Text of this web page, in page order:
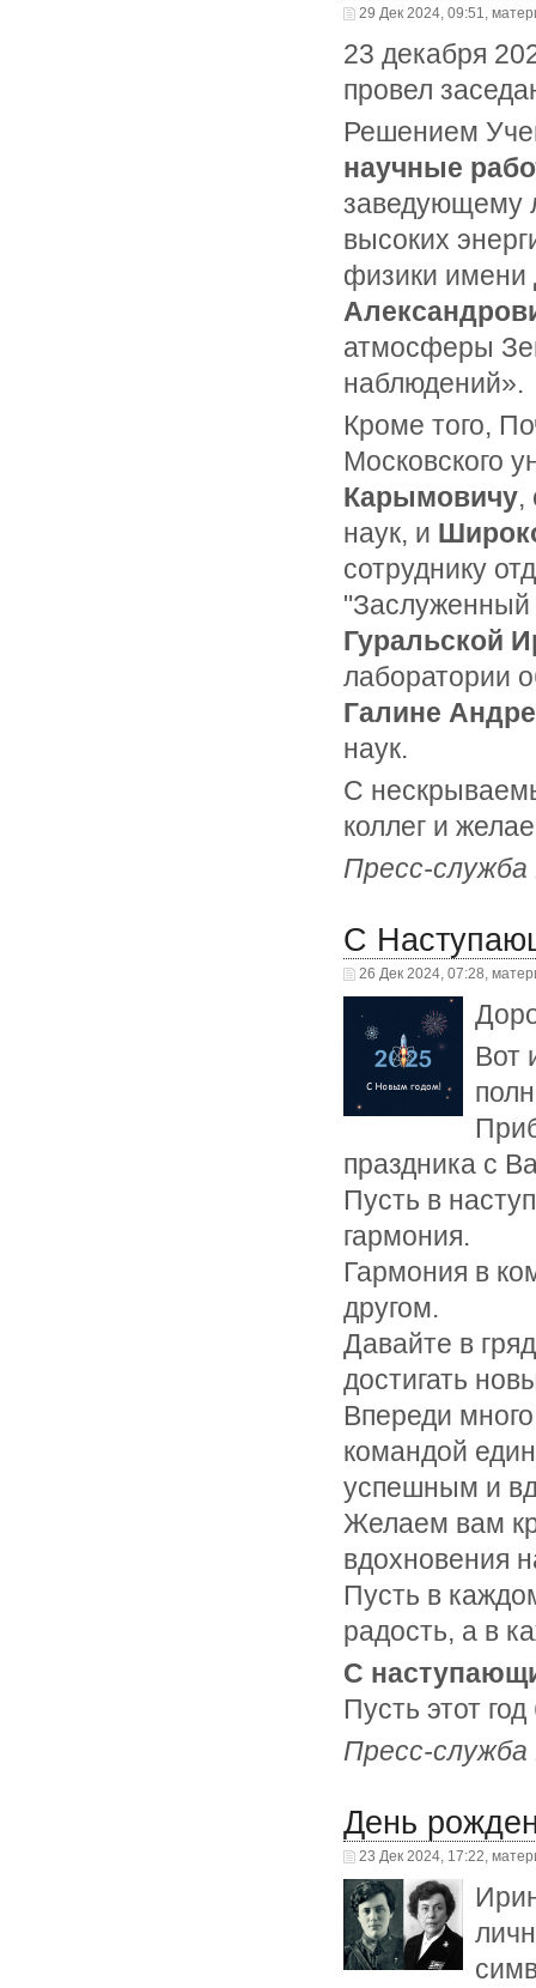
29 Дек 2024, 09:51,
23 декабря
провел
Решением
научные
заведующему
высоких
физики
атмосферы
наблюдений».
Кроме того,
Московского
Карымовичу,
наук, и
сотруднику
"Заслуженный
Гуральской
лаборатории
Галине
наук.
С
коллег и
Пресс-
С
26 Дек 2024, 07:28,
Вот
праздника с
Пусть в
гармония.
Гармония в
другом.
Давайте в
достигать
Впереди
командой
успешным и
Желаем вам
вдохновения
Пусть в
радость, а в
С
Пусть этот
Пресс-
День
23 Дек 2024, 17:22,